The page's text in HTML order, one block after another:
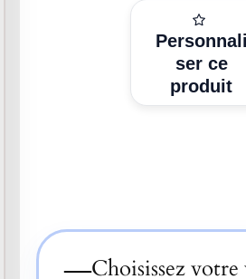
Personnali
ser ce
produit
—Choisissez